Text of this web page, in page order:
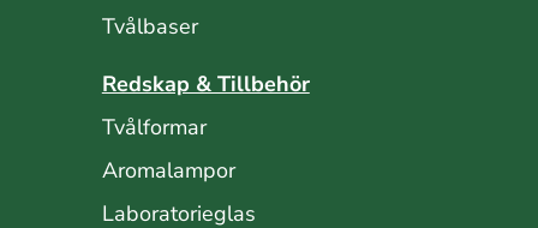
Tvålbaser
Redskap & Tillbehör
Tvålformar
Aromalampor
Laboratorieglas